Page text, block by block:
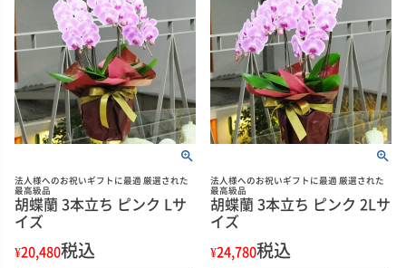
法人様へのお祝いギフトに最適 厳選された
最高級品
胡蝶蘭 3本立ち ピンク Lサ
イズ
¥20,480税込
法人様へのお祝いギフトに最適 厳選された
最高級品
胡蝶蘭 3本立ち ピンク 2Lサ
イズ
¥24,780税込